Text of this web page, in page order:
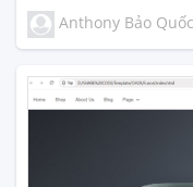
Anthony Bảo Quốc